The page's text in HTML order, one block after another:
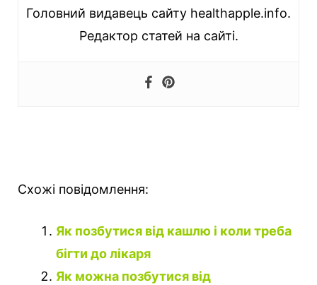
Головний видавець сайту healthapple.info.
Редактор статей на сайті.
Схожі повідомлення:
Як позбутися від кашлю і коли треба
бігти до лікаря
Як можна позбутися від